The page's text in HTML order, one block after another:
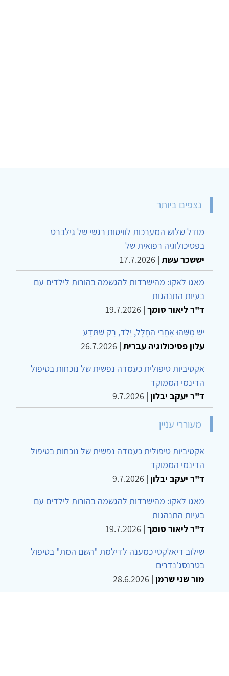
נצפים ביותר
מודל שלוש המערכות לוויסות רגשי של גילברט
בפסיכולוגיה רפואית של
יששכר עשת |
17.7.2026
מאגו לאקו: מהישרדות להגשמה בהורות לילדים עם
בעיות התנהגות
ד"ר ליאור סומך |
19.7.2026
יֵשׁ מַשֶּׁהוּ אַחֲרֵי הֶחָלָל, יֶלֶד, רַק שֶׁתֵּדַע
עלון פסיכולוגיה עברית |
26.7.2026
אקטיביות טיפולית כעמדה נפשית של נוכחות בטיפול
הדינמי הממוקד
ד"ר יעקב יבלון |
9.7.2026
מעוררי עניין
אקטיביות טיפולית כעמדה נפשית של נוכחות בטיפול
הדינמי הממוקד
ד"ר יעקב יבלון |
9.7.2026
מאגו לאקו: מהישרדות להגשמה בהורות לילדים עם
בעיות התנהגות
ד"ר ליאור סומך |
19.7.2026
שילוב דיאלקטי כמענה לדילמת "השם המת" בטיפול
בטרנסג'נדרים
מור שני שרמן |
28.6.2026